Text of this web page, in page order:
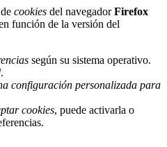
cookies del navegadorFirefox
función de la versión del
según su sistema operativo.
.
configuración personalizada para
cookies, puede activarla o